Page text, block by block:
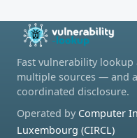
Fast vulnerability
multiple sources — and
coordinated disclosure.
Operated by Computer
Luxembourg (CIRCL)